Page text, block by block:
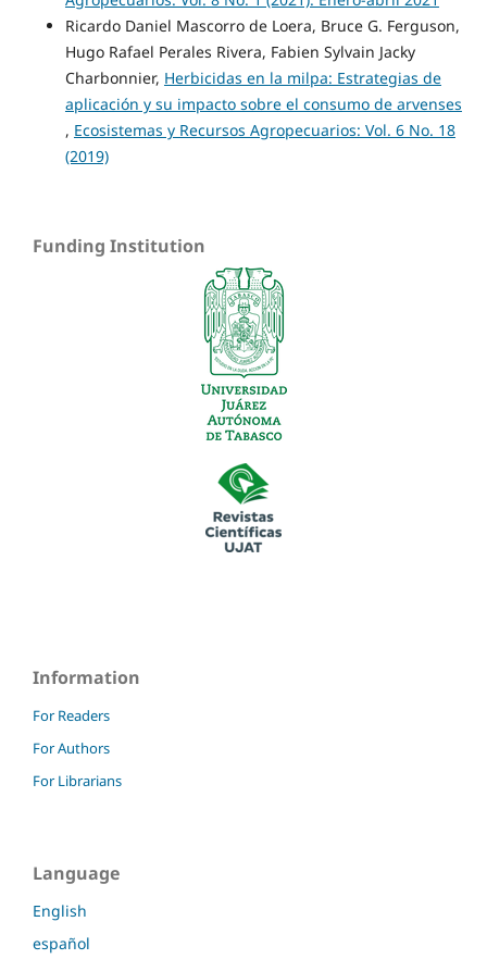
Ricardo Daniel Mascorro de Loera, Bruce G. Ferguson,
Hugo Rafael Perales Rivera, Fabien Sylvain Jacky
Charbonnier, Herbicidas en la milpa: Estrategias de
aplicación y su impacto sobre el consumo de arvenses
, Ecosistemas y Recursos Agropecuarios: Vol. 6 No. 18
(2019)
Funding Institution
Information
For Readers
For Authors
For Librarians
Language
English
español